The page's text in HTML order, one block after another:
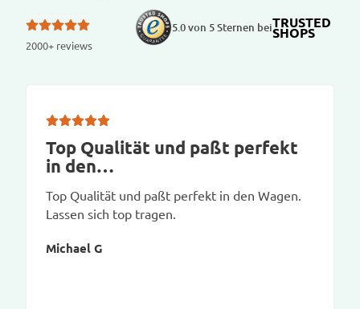
2000+ reviews
5.0 von 5 Sternen beiTRUSTED
SHOPS
Top Qualität und paßt perfekt
in den…
Top Qualität und paßt perfekt in den Wagen.
Lassen sich top tragen.
Michael G